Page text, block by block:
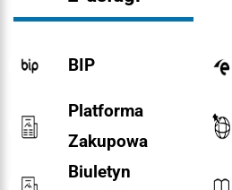
BIP
Platforma
Zakupowa
Biuletyn